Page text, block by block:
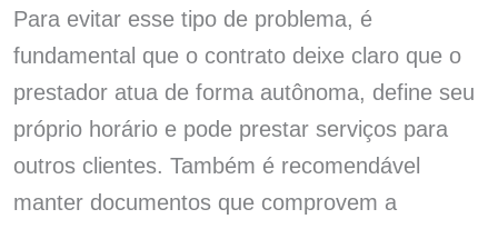
Para evitar esse tipo de problema, é
fundamental que o contrato deixe claro que o
prestador atua de forma autônoma, define seu
próprio horário e pode prestar serviços para
outros clientes. Também é recomendável
manter documentos que comprovem a